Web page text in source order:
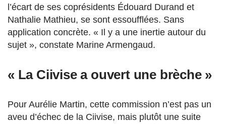
l’écart de ses coprésidents Édouard Durand et
Nathalie Mathieu, se sont essoufflées. Sans
application concrète. « Il y a une inertie autour du
sujet », constate Marine Armengaud.
« La Ciivise a ouvert une brèche »
Pour Aurélie Martin, cette commission n’est pas un
aveu d’échec de la Ciivise, mais plutôt une suite